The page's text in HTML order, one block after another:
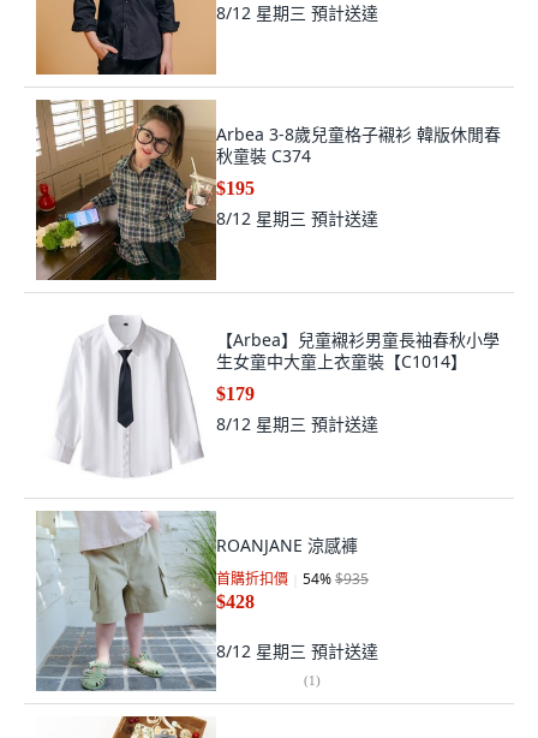
8/12 星期三 預計送達
Arbea 3-8歲兒童格子襯衫 韓版休閒春
秋童裝 C374
$195
8/12 星期三 預計送達
【Arbea】兒童襯衫男童長袖春秋小學
生女童中大童上衣童裝【C1014】
$179
8/12 星期三 預計送達
ROANJANE 涼感褲
首購折扣價 54%$935
$428
8/12 星期三 預計送達
(1)